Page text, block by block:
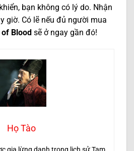
bạn không có lý do. Nhận
giờ. Có lẽ nếu đủ người mua
of Blood sẽ ở ngay gần đó!
Họ Tào
gia lừng danh trong lịch sử Tam